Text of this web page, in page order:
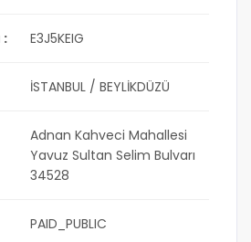
: E3J5KEIG
İSTANBUL / BEYLİKDÜZÜ
Adnan Kahveci Mahallesi
Yavuz Sultan Selim Bulvarı
34528
PAID_PUBLIC